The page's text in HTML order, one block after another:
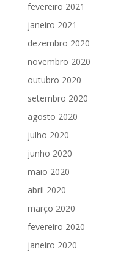
fevereiro 2021
janeiro 2021
dezembro 2020
novembro 2020
outubro 2020
setembro 2020
agosto 2020
julho 2020
junho 2020
maio 2020
abril 2020
março 2020
fevereiro 2020
janeiro 2020